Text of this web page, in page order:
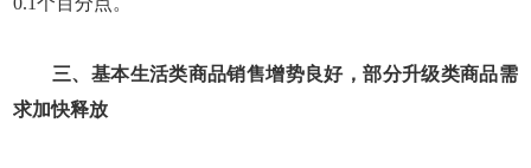
三、基本生活类商品销售增势良好，部分升级类商品需
求加快释放